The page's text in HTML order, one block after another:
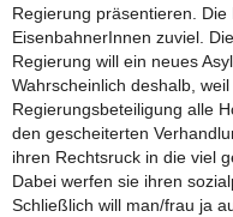
Regierung präsentieren.
EisenbahnerInnen zuviel.
Regierung will ein neues
Wahrscheinlich deshalb,
Regierungsbeteiligung alle
den gescheiterten
ihren Rechtsruck in die viel
Dabei werfen sie ihren
Schließlich will man/frau ja